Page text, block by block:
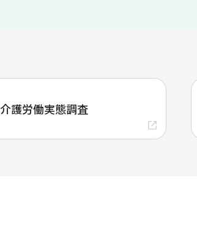
介護労働実態調査